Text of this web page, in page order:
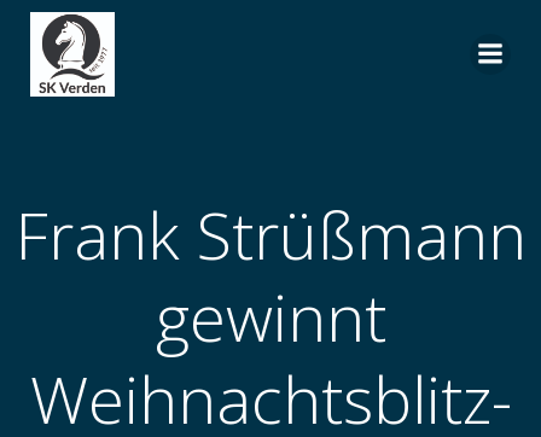
Frank Strüßmann
gewinnt
Weihnachtsblitz-